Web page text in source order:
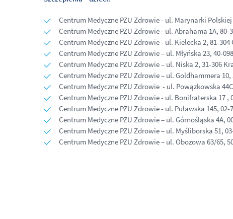
Centrum Medyczne PZU Zdrowie - ul. Marynarki Polskiej
Centrum Medyczne PZU Zdrowie - ul. Abrahama 1A, 80-
Centrum Medyczne PZU Zdrowie - ul. Kielecka 2, 81-304
Centrum Medyczne PZU Zdrowie – ul. Młyńska 23, 40-
Centrum Medyczne PZU Zdrowie – ul. Niska 2, 31-306
Centrum Medyczne PZU Zdrowie – ul. Goldhammera 10,
Centrum Medyczne PZU Zdrowie - ul. Powązkowska
Centrum Medyczne PZU Zdrowie - ul. Bonifraterska 17 ,
Centrum Medyczne PZU Zdrowie - ul. Puławska 145, 02-
Centrum Medyczne PZU Zdrowie – ul. Górnośląska 4A,
Centrum Medyczne PZU Zdrowie – ul. Myśliborska 51,
Centrum Medyczne PZU Zdrowie – ul. Obozowa 63/65,